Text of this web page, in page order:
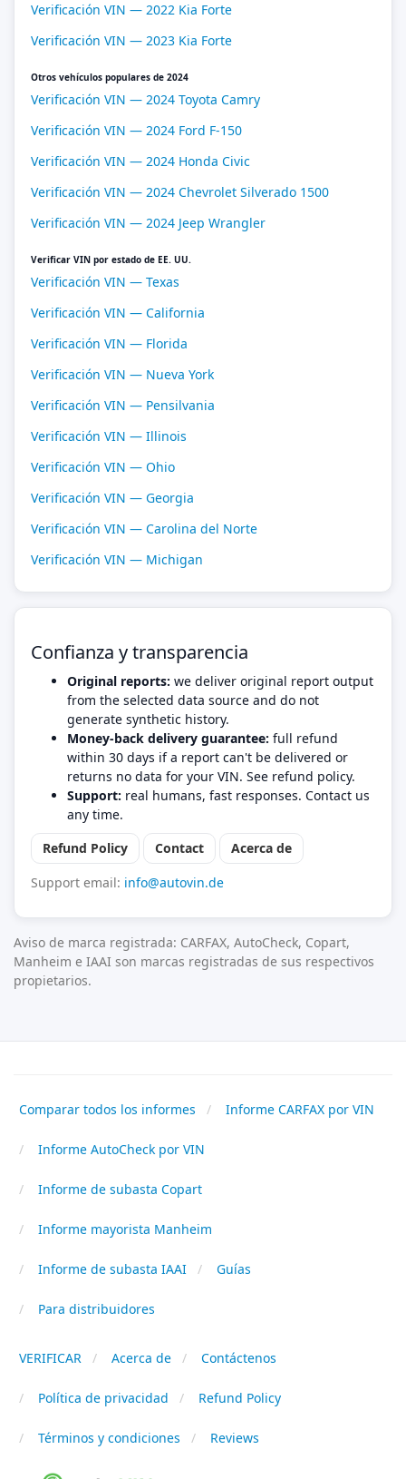
Verificación VIN — 2022 Kia Forte
Verificación VIN — 2023 Kia Forte
Otros vehículos populares de 2024
Verificación VIN — 2024 Toyota Camry
Verificación VIN — 2024 Ford F-150
Verificación VIN — 2024 Honda Civic
Verificación VIN — 2024 Chevrolet Silverado 1500
Verificación VIN — 2024 Jeep Wrangler
Verificar VIN por estado de EE. UU.
Verificación VIN — Texas
Verificación VIN — California
Verificación VIN — Florida
Verificación VIN — Nueva York
Verificación VIN — Pensilvania
Verificación VIN — Illinois
Verificación VIN — Ohio
Verificación VIN — Georgia
Verificación VIN — Carolina del Norte
Verificación VIN — Michigan
Confianza y transparencia
Original reports: we deliver original report output
from the selected data source and do not
generate synthetic history.
Money-back delivery guarantee: full refund
within 30 days if a report can't be delivered or
returns no data for your VIN. See refund policy.
Support: real humans, fast responses. Contact us
any time.
Refund Policy
Contact
Acerca de
Support email: info@autovin.de
Aviso de marca registrada: CARFAX, AutoCheck, Copart,
Manheim e IAAI son marcas registradas de sus respectivos
propietarios.
Comparar todos los informes Informe CARFAX por VIN
Informe AutoCheck por VIN
Informe de subasta Copart
Informe mayorista Manheim
Informe de subasta IAAI Guías
Para distribuidores
VERIFICAR Acerca de Contáctenos
Política de privacidad Refund Policy
Términos y condiciones Reviews